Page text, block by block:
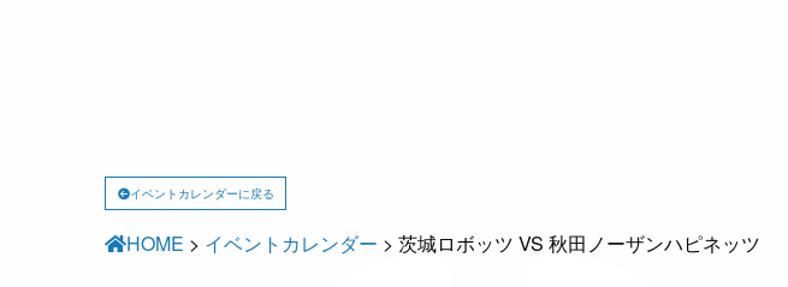
イベントカレンダーに戻る
HOME > イベントカレンダー > 茨城ロボッツ VS 秋田ノーザンハピネッツ